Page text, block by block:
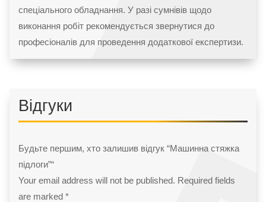
спеціального обладнання. У разі сумнівів щодо
виконання робіт рекомендується звернутися до
професіоналів для проведення додаткової експертизи.
Відгуки
Будьте першим, хто залишив відгук “Машинна стяжка
підлоги”“
Your email address will not be published. Required fields
are marked *